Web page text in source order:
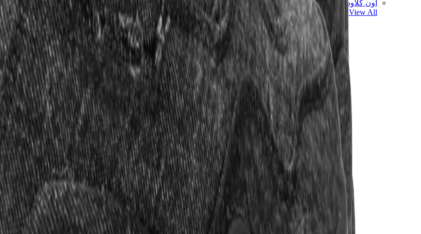
اون كلاودفلو
View All
اون رنينج